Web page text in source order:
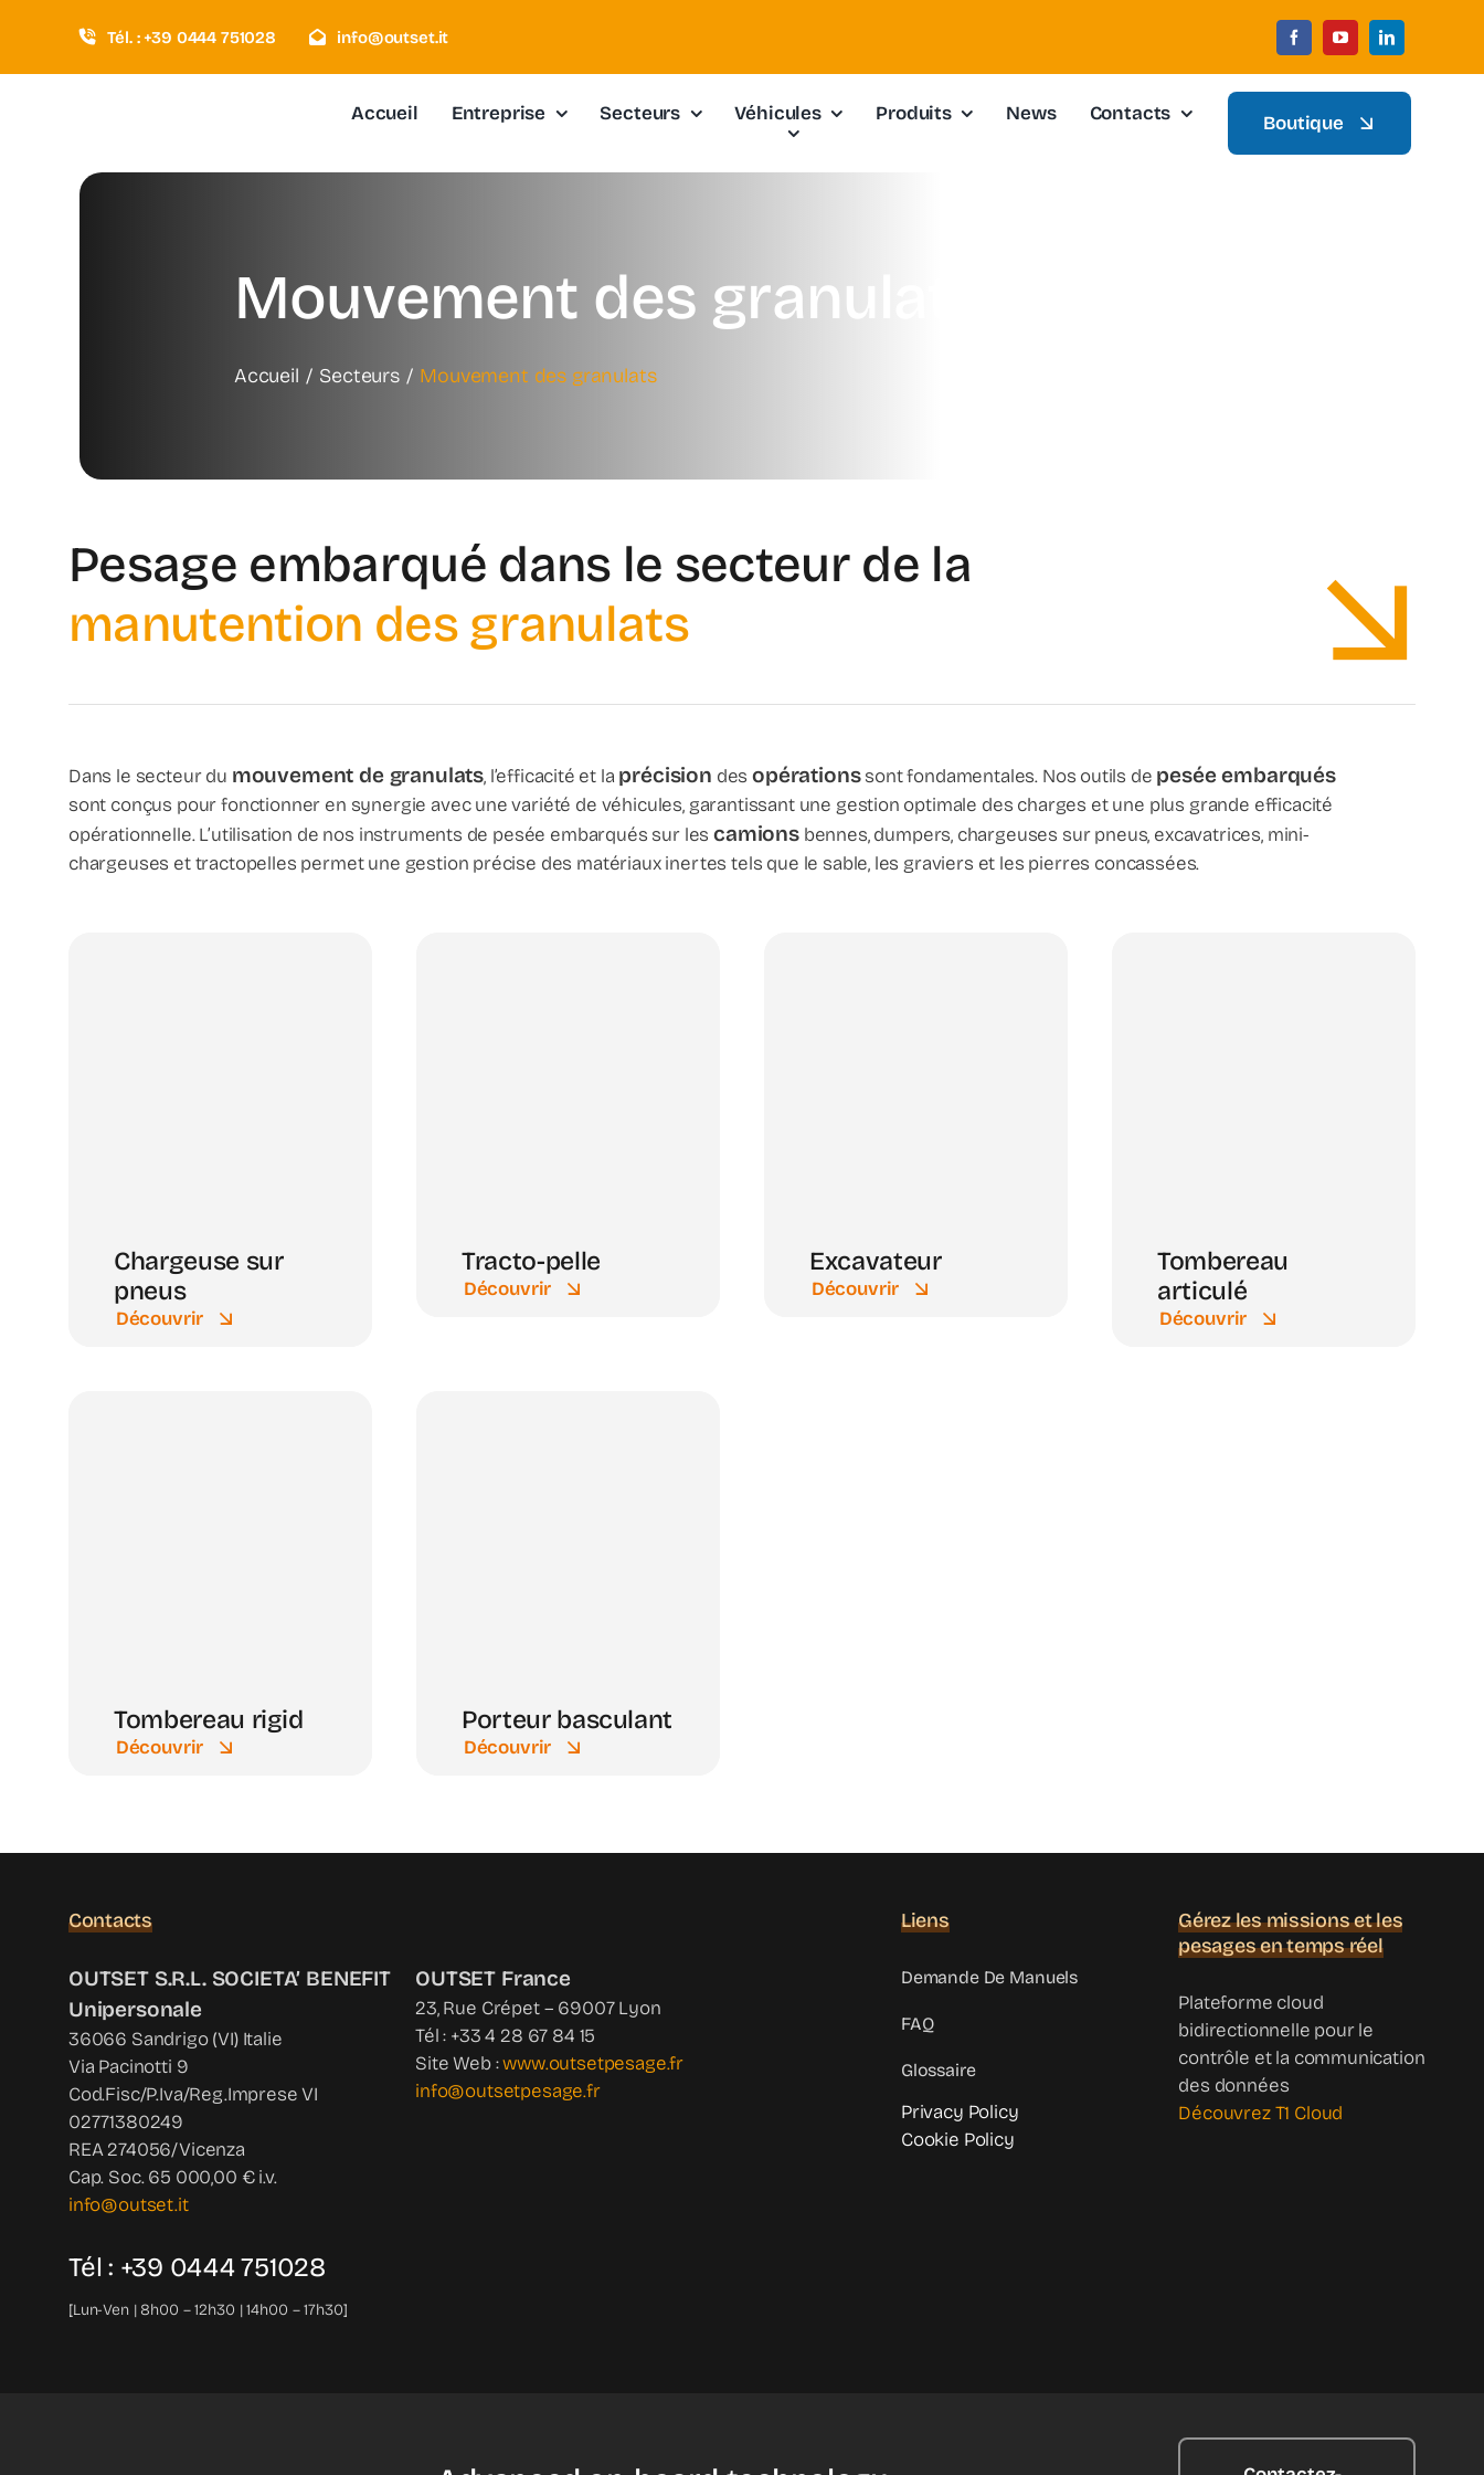
Tél. : +39 0444 751028 info@outset.it
Accueil Entreprise Secteurs Véhicules Produits News Contacts Boutique
Mouvement des granulats
Accueil Secteurs Mouvement des granulats
Pesage embarqué dans le secteur de la
manutention des granulats
Dans le secteur du mouvement de granulats, l’efficacité et laprécision desopérationssont fondamentales. Nos outils de pesée embarqués
sont conçus pour fonctionner en synergie avec une variété de véhicules, garantissant une gestion optimale des charges et une plus grande efficacité
opérationnelle. L’utilisation de nos instruments de pesée embarqués sur lescamionsbennes, dumpers, chargeuses sur pneus, excavatrices, mini-
chargeuses et tractopelles permet une gestion précise des matériaux inertes tels que le sable, les graviers et les pierres concassées.
Chargeuse sur
pneus
Découvrir
Tracto-pelle
Découvrir
Excavateur
Découvrir
Tombereau
articulé
Découvrir
Tombereau rigid
Découvrir
Porteur basculant
Découvrir
Contacts
OUTSET S.R.L. SOCIETA’ BENEFIT
Unipersonale
36066 Sandrigo (VI) Italie
Via Pacinotti 9
Cod.Fisc/P.Iva/Reg.Imprese VI
02771380249
REA 274056/Vicenza
Cap. Soc. 65 000,00 € i.v.
info@outset.it
Tél : +39 0444 751028
[Lun-Ven | 8h00 – 12h30 | 14h00 – 17h30]
OUTSET France
23, Rue Crépet – 69007 Lyon
Tél : +33 4 28 67 84 15
Site Web :www.outsetpesage.fr
info@outsetpesage.fr
Liens
Demande De Manuels
FAQ
Glossaire
Privacy Policy
Cookie Policy
Gérez les missions et les
pesages en temps réel
Plateforme cloud
bidirectionnelle pour le
contrôle et la communication
des données
Découvrez T1 Cloud